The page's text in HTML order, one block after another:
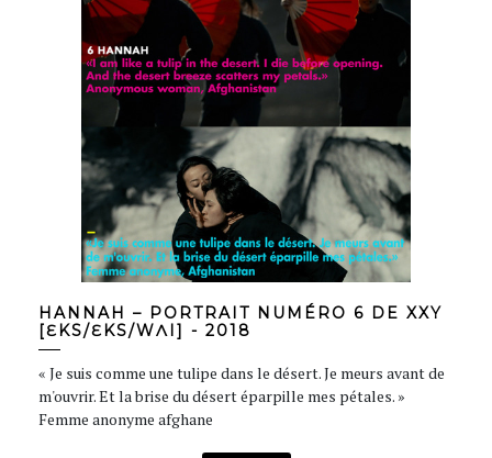
HANNAH – PORTRAIT NUMÉRO 6 DE XXY
[ƐKS/ƐKS/WɅI] - 2018
« Je suis comme une tulipe dans le désert. Je meurs avant de
m'ouvrir. Et la brise du désert éparpille mes pétales. »
Femme anonyme afghane